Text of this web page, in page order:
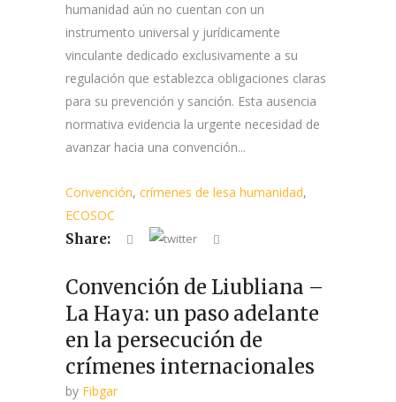
humanidad aún no cuentan con un
instrumento universal y jurídicamente
vinculante dedicado exclusivamente a su
regulación que establezca obligaciones claras
para su prevención y sanción. Esta ausencia
normativa evidencia la urgente necesidad de
avanzar hacia una convención...
Convención, crímenes de lesa humanidad,
ECOSOC
Share:
Convención de Liubliana –
La Haya: un paso adelante
en la persecución de
crímenes internacionales
by Fibgar